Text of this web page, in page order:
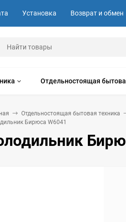
Установка Возврат и обмен
Отдельностоящая
Отдельностоящая бытовая техника
Бирюса W6041